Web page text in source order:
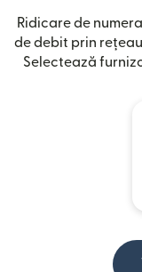
Ridicare de
de debit prin
Selectează